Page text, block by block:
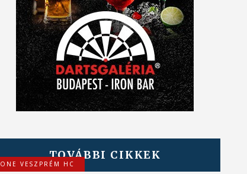
TOVÁBBI CIKKEK
ONE VESZPRÉM HC